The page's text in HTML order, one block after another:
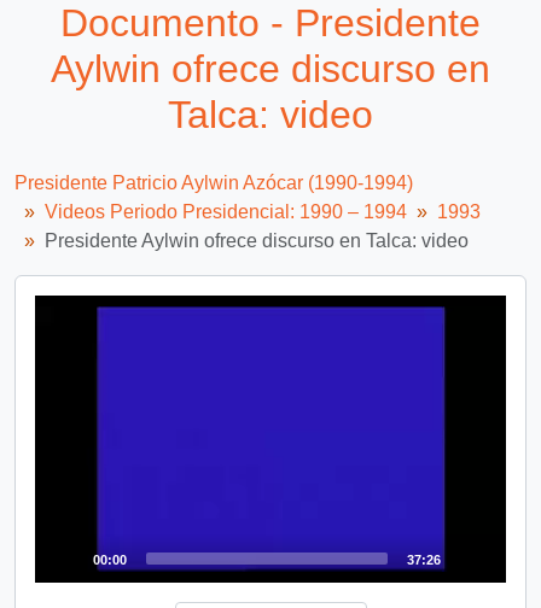
Documento - Presidente
Aylwin ofrece discurso en
Talca: video
Presidente Patricio Aylwin Azócar (1990-1994)
Videos Periodo Presidencial: 1990 – 1994
1993
Presidente Aylwin ofrece discurso en Talca: video
Video
00:00 37:26